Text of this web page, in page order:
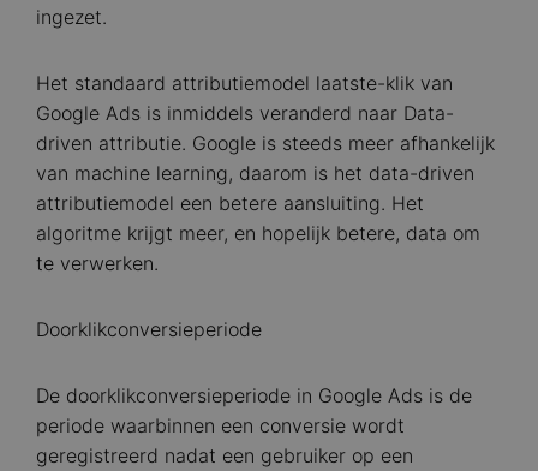
ingezet.
Het standaard attributiemodel laatste-klik van
Google Ads is inmiddels veranderd naar Data-
driven attributie. Google is steeds meer afhankelijk
van machine learning, daarom is het data-driven
attributiemodel een betere aansluiting. Het
algoritme krijgt meer, en hopelijk betere, data om
te verwerken.
Doorklikconversieperiode
De doorklikconversieperiode in Google Ads is de
periode waarbinnen een conversie wordt
geregistreerd nadat een gebruiker op een